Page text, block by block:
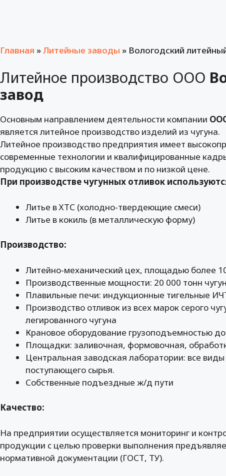
Главная »Литейные заводы » Вологодский
Литейное производство ООО
завод
Основным направлением деятельности компании
является литейное производство изделий из чугуна.
Литейное производство предприятия имеет
современные технологии и квалифицированные
продукцию с высоким качеством и по низкой цене.
При производстве чугунных отливок
Литье в ХТС (холодно-твердеющие смеси)
Литье в кокиль (в металлическую форму)
Производство:
Литейно-механический цех, площадью более
Производственные мощности: 20 000 тонн
Плавильные печи: индукционные тигельные
Производство отливок из всех марок серого
легированного чугуна
Крановое оборудование грузоподъемностью
Площадки: заливочная, формовочная,
Центральная заводская лаборатории: все
поступающего сырья.
Собственные подъездные ж/д пути
Качество:
На предприятии осуществляется мониторинг и
продукции с целью проверки выполнения
нормативной документации (ГОСТ, ТУ).